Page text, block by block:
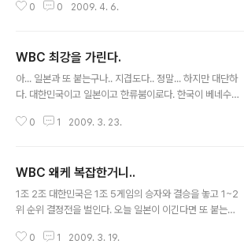
gos 이상 8팀이 내일 4. 7일에 결전을 펼친다.
0 0 2009. 4. 6.
WBC 최강을 가린다.
아... 일본과 또 붙는구나.. 지겹도다.. 정말... 하지만 대단하
다. 대한민국이고 일본이고 한류붐이로다. 한국이 베네수
전 10:00 시부터 결승전이다. 대한민국 전사들이여 져도
0 1 2009. 3. 23.
WBC 왜케 복잡한거니..
1조 2조 대한민국은 1조 5게임의 승자와 결승을 놓고 1~2
위 순위 결정전을 벌인다. 오늘 일본이 이긴다면 또 붙는
국 이 4팀이 우승을 다투는데 일본 : 미국 대한민국 : 베네
0 1 2009. 3. 19.